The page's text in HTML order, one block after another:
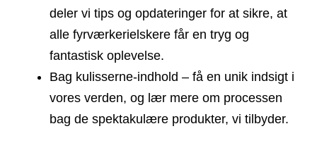
deler vi tips og opdateringer for at sikre, at
alle fyrværkerielskere får en tryg og
fantastisk oplevelse.
Bag kulisserne-indhold – få en unik indsigt i
vores verden, og lær mere om processen
bag de spektakulære produkter, vi tilbyder.